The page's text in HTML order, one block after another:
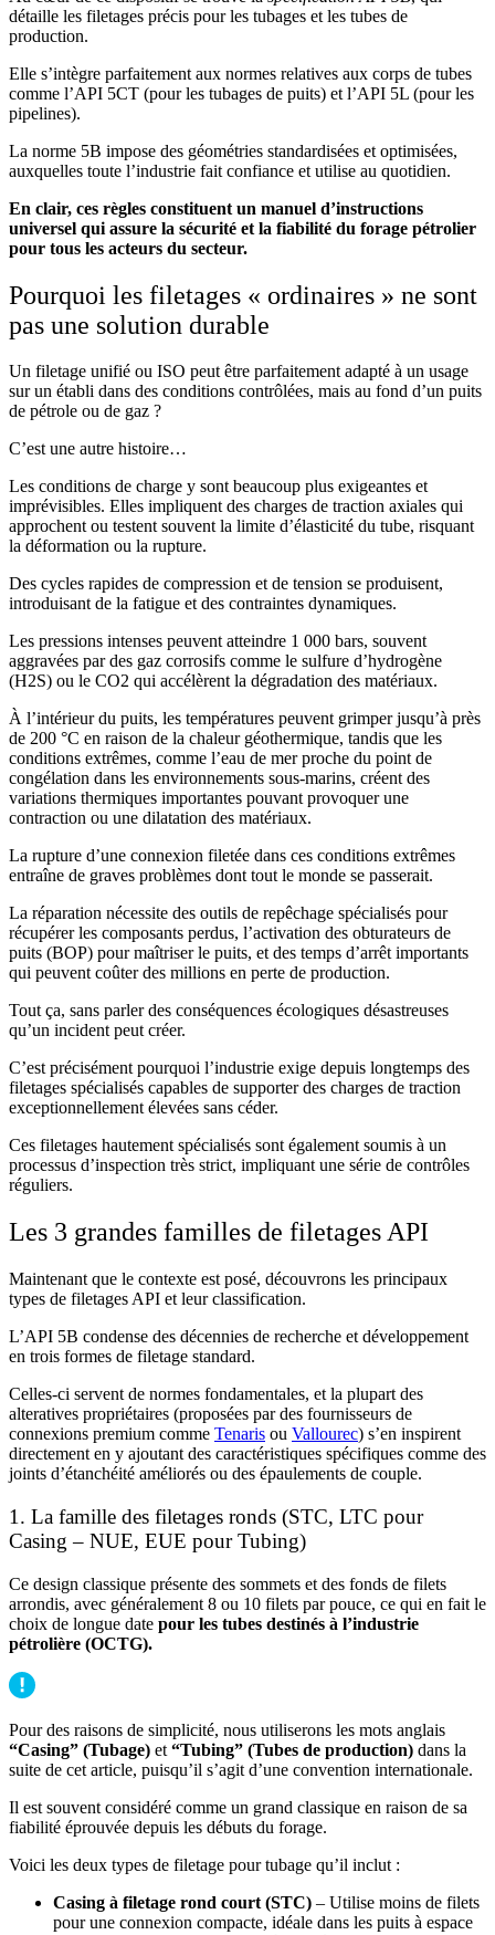
détaille les filetages précis pour les tubages et les tubes de
production.
Elle s’intègre parfaitement aux normes relatives aux corps de tubes
comme l’API 5CT (pour les tubages de puits) et l’API 5L (pour les
pipelines).
La norme 5B impose des géométries standardisées et optimisées,
auxquelles toute l’industrie fait confiance et utilise au quotidien.
En clair, ces règles constituent un manuel d’instructions
universel qui assure la sécurité et la fiabilité du forage pétrolier
pour tous les acteurs du secteur.
Pourquoi les filetages « ordinaires » ne sont
pas une solution durable
Un filetage unifié ou ISO peut être parfaitement adapté à un usage
sur un établi dans des conditions contrôlées, mais au fond d’un puits
de pétrole ou de gaz ?
C’est une autre histoire…
Les conditions de charge y sont beaucoup plus exigeantes et
imprévisibles. Elles impliquent des charges de traction axiales qui
approchent ou testent souvent la limite d’élasticité du tube, risquant
la déformation ou la rupture.
Des cycles rapides de compression et de tension se produisent,
introduisant de la fatigue et des contraintes dynamiques.
Les pressions intenses peuvent atteindre 1 000 bars, souvent
aggravées par des gaz corrosifs comme le sulfure d’hydrogène
(H2S) ou le CO2 qui accélèrent la dégradation des matériaux.
À l’intérieur du puits, les températures peuvent grimper jusqu’à près
de 200 °C en raison de la chaleur géothermique, tandis que les
conditions extrêmes, comme l’eau de mer proche du point de
congélation dans les environnements sous-marins, créent des
variations thermiques importantes pouvant provoquer une
contraction ou une dilatation des matériaux.
La rupture d’une connexion filetée dans ces conditions extrêmes
entraîne de graves problèmes dont tout le monde se passerait.
La réparation nécessite des outils de repêchage spécialisés pour
récupérer les composants perdus, l’activation des obturateurs de
puits (BOP) pour maîtriser le puits, et des temps d’arrêt importants
qui peuvent coûter des millions en perte de production.
Tout ça, sans parler des conséquences écologiques désastreuses
qu’un incident peut créer.
C’est précisément pourquoi l’industrie exige depuis longtemps des
filetages spécialisés capables de supporter des charges de traction
exceptionnellement élevées sans céder.
Ces filetages hautement spécialisés sont également soumis à un
processus d’inspection très strict, impliquant une série de contrôles
réguliers.
Les 3 grandes familles de filetages API
Maintenant que le contexte est posé, découvrons les principaux
types de filetages API et leur classification.
L’API 5B condense des décennies de recherche et développement
en trois formes de filetage standard.
Celles-ci servent de normes fondamentales, et la plupart des
alteratives propriétaires (proposées par des fournisseurs de
connexions premium comme Tenaris ou Vallourec) s’en inspirent
directement en y ajoutant des caractéristiques spécifiques comme des
joints d’étanchéité améliorés ou des épaulements de couple.
1. La famille des filetages ronds (STC, LTC pour
Casing – NUE, EUE pour Tubing)
Ce design classique présente des sommets et des fonds de filets
arrondis, avec généralement 8 ou 10 filets par pouce, ce qui en fait le
choix de longue date pour les tubes destinés à l’industrie
pétrolière (OCTG).
Pour des raisons de simplicité, nous utiliserons les mots anglais
“Casing” (Tubage) et “Tubing” (Tubes de production) dans la
suite de cet article, puisqu’il s’agit d’une convention internationale.
Il est souvent considéré comme un grand classique en raison de sa
fiabilité éprouvée depuis les débuts du forage.
Voici les deux types de filetage pour tubage qu’il inclut :
Casing à filetage rond court (STC) – Utilise moins de filets
pour une connexion compacte, idéale dans les puits à espace